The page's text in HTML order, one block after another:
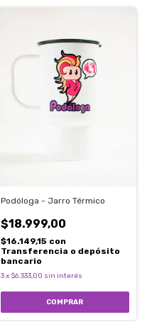
Podóloga - Jarro Térmico
$18.999,00
$16.149,15 con
Transferencia o depósito
bancario
3 x $6.333,00 sin interés